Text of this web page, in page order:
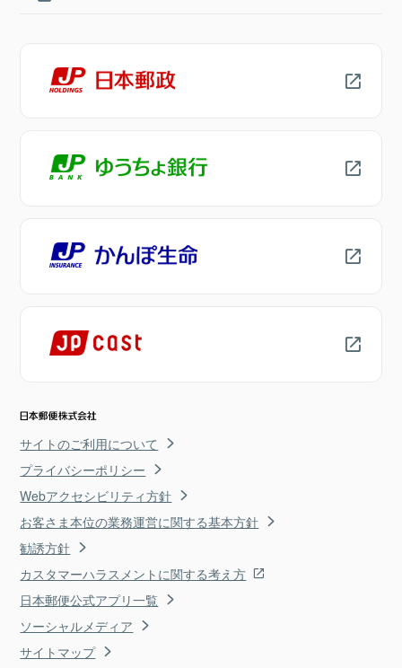
サイトのご利用について
プライバシーポリシー
Webアクセシビリティ方針
お客さま本位の業務運営に関する基本方針
勧誘方針
カスタマーハラスメントに関する考え方
日本郵便公式アプリ一覧
ソーシャルメディア
サイトマップ